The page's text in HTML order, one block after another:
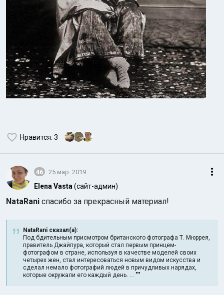
Нравится: 3
46 25 мар. 2019
Elena Vasta (сайт-админ)
NataRani спасибо за прекрасный материал!
NataRani сказал(а):
Под бдительным присмотром британского фотографа Т. Мюррея,
правитель Джайпура, который стал первым принцем-
фотографом в стране, используя в качестве моделей своих
четырех жен, стал интересоваться новым видом искусства и
сделал немало фотографий людей в причудливых нарядах,
которые окружали его каждый день. ... """